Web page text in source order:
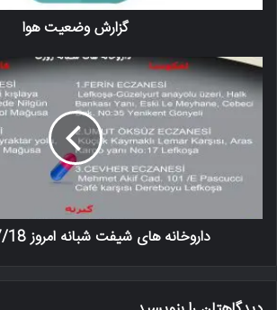
گزارش وضعیت هوا
داروخانه های شیفت شبانه امروز 2020/07/18